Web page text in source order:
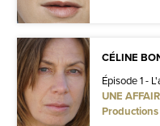
CÉLINE
Épisode 1 -
UNE